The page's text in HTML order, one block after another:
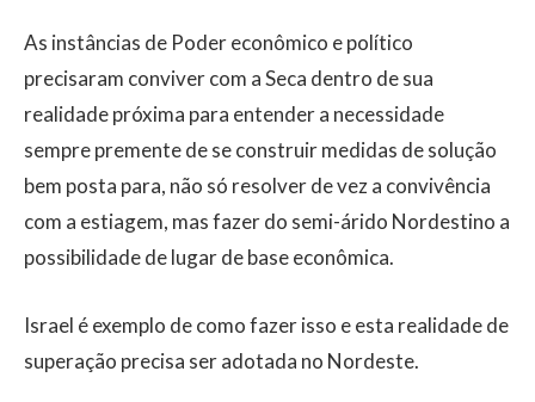
As instâncias de Poder econômico e político
precisaram conviver com a Seca dentro de sua
realidade próxima para entender a necessidade
sempre premente de se construir medidas de solução
bem posta para, não só resolver de vez a convivência
com a estiagem, mas fazer do semi-árido Nordestino a
possibilidade de lugar de base econômica.
Israel é exemplo de como fazer isso e esta realidade de
superação precisa ser adotada no Nordeste.